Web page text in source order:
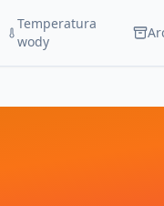
Temperatura
wody